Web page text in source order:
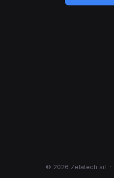
© 2026 Zelatech srl ·